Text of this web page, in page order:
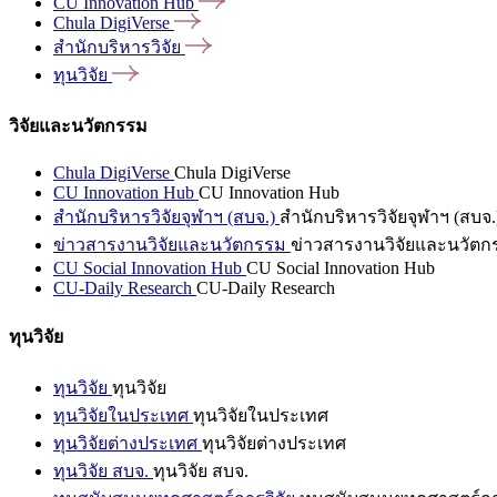
Chula DigiVerse
สำนักบริหารวิจัย
ทุนวิจัย
วิจัยและนวัตกรรม
Chula DigiVerse Chula DigiVerse
CU Innovation Hub CU Innovation Hub
สำนักบริหารวิจัยจุฬาฯ (สบจ.) สำนักบริหารวิจัยจุฬาฯ (สบจ
ข่าวสารงานวิจัยและนวัตกรรม ข่าวสารงานวิจัยและนวัตก
CU Social Innovation Hub CU Social Innovation Hub
CU-Daily Research CU-Daily Research
ทุนวิจัย
ทุนวิจัย ทุนวิจัย
ทุนวิจัยในประเทศ ทุนวิจัยในประเทศ
ทุนวิจัยต่างประเทศ ทุนวิจัยต่างประเทศ
ทุนวิจัย สบจ. ทุนวิจัย สบจ.